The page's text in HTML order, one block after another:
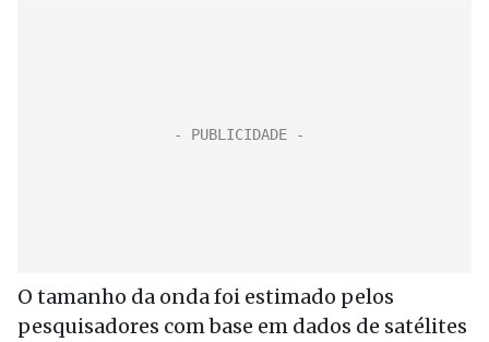
O tamanho da onda foi estimado pelos
pesquisadores com base em dados de satélites